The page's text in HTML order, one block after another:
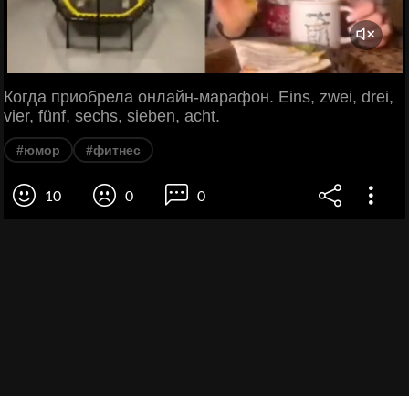
Когда приобрела онлайн-марафон. Eins, zwei, drei,
vier, fünf, sechs, sieben, acht.
#юмор #фитнес
10 0 0